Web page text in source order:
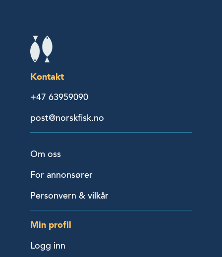
Kontakt
+47 63959090
post@norskfisk.no
Om oss
For annonsører
Personvern & vilkår
Min profil
Logg inn